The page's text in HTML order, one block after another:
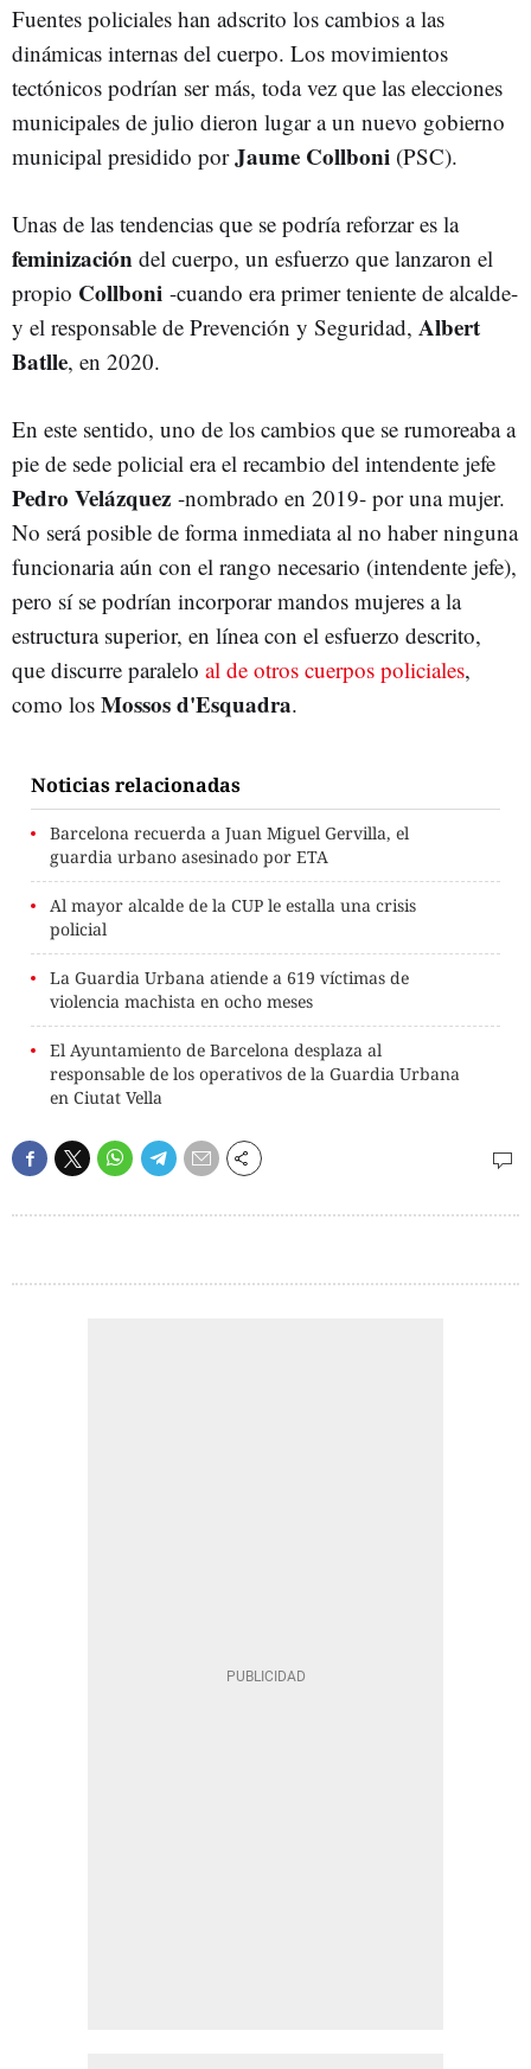
Fuentes policiales han adscrito los cambios a las
dinámicas internas del cuerpo. Los movimientos
tectónicos podrían ser más, toda vez que las elecciones
municipales de julio dieron lugar a un nuevo gobierno
municipal presidido porJaume Collboni (PSC).
Unas de las tendencias que se podría reforzar es la
feminización del cuerpo, un esfuerzo que lanzaron el
propio Collboni -cuando era primer teniente de alcalde-
y el responsable de Prevención y Seguridad, Albert
Batlle, en 2020.
En este sentido, uno de los cambios que se rumoreaba a
pie de sede policial era el recambio del intendente jefe
Pedro Velázquez -nombrado en 2019- por una mujer.
No será posible de forma inmediata al no haber ninguna
funcionaria aún con el rango necesario (intendente jefe),
pero sí se podrían incorporar mandos mujeres a la
estructura superior, en línea con el esfuerzo descrito,
que discurre paralelo al de otros cuerpos policiales,
como los Mossos d'Esquadra.
Noticias relacionadas
Barcelona recuerda a Juan Miguel Gervilla, el
guardia urbano asesinado por ETA
Al mayor alcalde de la CUP le estalla una crisis
policial
La Guardia Urbana atiende a 619 víctimas de
violencia machista en ocho meses
El Ayuntamiento de Barcelona desplaza al
responsable de los operativos de la Guardia Urbana
en Ciutat Vella